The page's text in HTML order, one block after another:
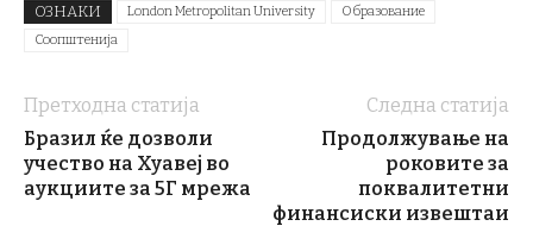
ОЗНАКИ London Metropolitan University
Образование
Соопштенија
Претходна статија
Бразил ќе дозволи
учество на Хуавеј во
аукциите за 5Г мрежа
Следна статија
Продолжување на
роковите за
поквалитетни
финансиски извештаи